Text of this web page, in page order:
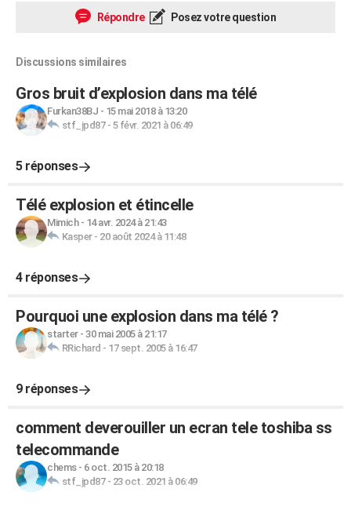
Répondre Posez votre question
Discussions similaires
Gros bruit d’explosion dans ma télé
Furkan38BJ - 15 mai 2018 à 13:20
stf_jpd87- 5 févr. 2021 à 06:49
5 réponses
Télé explosion et étincelle
Mimich- 14 avr. 2024 à 21:43
Kasper- 20 août 2024 à 11:48
4 réponses
Pourquoi une explosion dans ma télé ?
starter- 30 mai 2005 à 21:17
RRichard - 17 sept. 2005 à 16:47
9 réponses
comment deverouiller un ecran tele toshiba ss
telecommande
chems- 6 oct. 2015 à 20:18
stf_jpd87- 23 oct. 2021 à 06:49